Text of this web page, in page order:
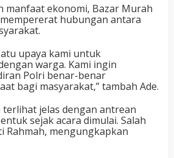
manfaat ekonomi, Bazar Murah
hubungan antara
upaya kami untuk
warga. Kami ingin
Polri benar-benar
bagi masyarakat,” tambah Ade.
jelas dengan antrean
sejak acara dimulai. Salah
Rahmah, mengungkapkan